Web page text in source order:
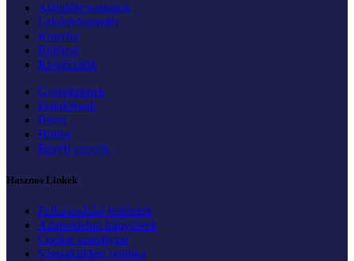
Ajándékcsomagok
Lakásfelszerelés
Konyha
Ruházat
Kiegészítők
Gyerekeknek
Fiataloknak
Bizsu
Hobby
Egyéb cuccok
Hasznos Linkek
Felhasználási feltételek
Adatvédelmi irányelvek
Cookie szabályzat
Visszaküldési politika